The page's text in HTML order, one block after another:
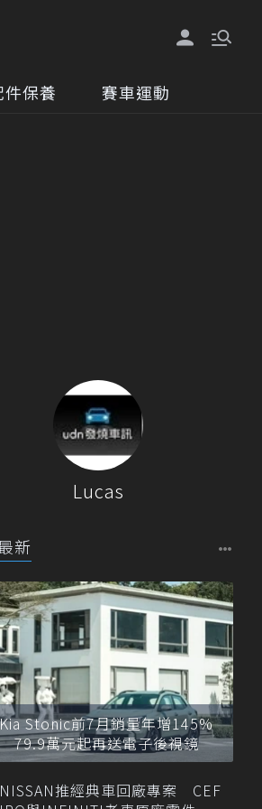
件保養 賽車運動
Lucas
新
Stonic前7月銷量年增145%
萬元起再送電子後視鏡
NISSAN推經典車回廠專案 CEF